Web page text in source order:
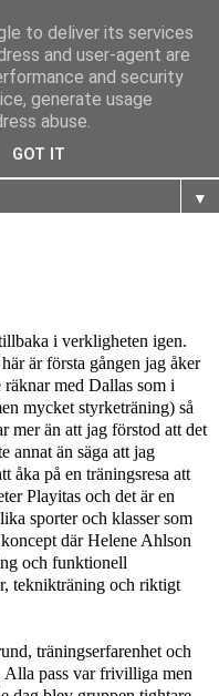
▼
i verkligheten igen.
är första gången jag åker
räknar med Dallas som i
mycket styrketräning) så
mer än att jag förstod att det
annat än säga att jag
åka på en träningsresa att
Playitas och det är en
sporter och klasser som
där Helene Ahlson
och funktionell
teknikträning och riktigt
träningserfarenhet och
Alla pass var frivilliga men
to deliver its services
and user-agent are
and security
generate usage
abuse.
GOT IT